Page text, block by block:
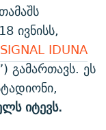
ივნისს,
SIGNAL IDUNA
გამართავს. ეს
იტევს.